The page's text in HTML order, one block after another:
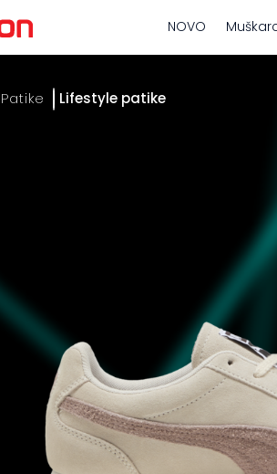
NOVO
Patike Lifestyle patike